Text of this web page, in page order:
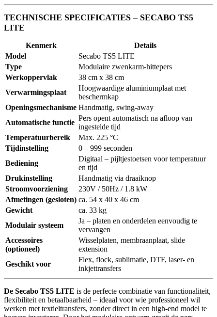
TECHNISCHE SPECIFICATIES – SECABO TS5
LITE
Kenmerk
Details
Model
Secabo TS5 LITE
Type
Modulaire zwenkarm-hittepers
Werkoppervlak
38 cm x 38 cm
Verwarmingsplaat
Hoogwaardige aluminiumplaat met
beschermkap
Openingsmechanisme Handmatig, swing-away
Automatische functie
Pers opent automatisch na afloop van
ingestelde tijd
Temperatuurbereik
Max. 225 °C
Tijdinstelling
0 – 999 seconden
Bediening
Digitaal – pijltjestoetsen voor temperatuur
en tijd
Drukinstelling
Handmatig via draaiknop
Stroomvoorziening
230V / 50Hz / 1.8 kW
Afmetingen (gesloten) ca. 54 x 40 x 46 cm
Gewicht
ca. 33 kg
Modulair systeem
Ja – platen en onderdelen eenvoudig te
vervangen
Accessoires
(optioneel)
Wisselplaten, membraanplaat, slide
extension
Geschikt voor
Flex, flock, sublimatie, DTF, laser- en
inkjettransfers
De Secabo TS5 LITE is de perfecte combinatie van functionaliteit,
flexibiliteit en betaalbaarheid – ideaal voor wie professioneel wil
werken met textieltransfers, zonder direct in een high-end model te